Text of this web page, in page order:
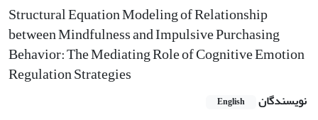
Structural Equation Modeling of Relationship
between Mindfulness and Impulsive Purchasing
Behavior: The Mediating Role of Cognitive Emotion
Regulation Strategies
نویسندگان English